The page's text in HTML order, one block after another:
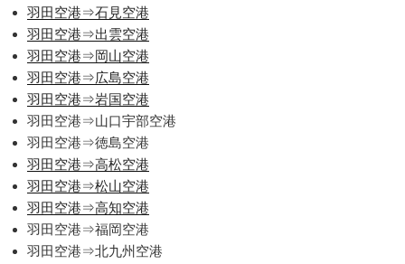
羽田空港⇒石見空港
羽田空港⇒出雲空港
羽田空港⇒岡山空港
羽田空港⇒広島空港
羽田空港⇒岩国空港
羽田空港⇒山口宇部空港
羽田空港⇒徳島空港
羽田空港⇒高松空港
羽田空港⇒松山空港
羽田空港⇒高知空港
羽田空港⇒福岡空港
羽田空港⇒北九州空港